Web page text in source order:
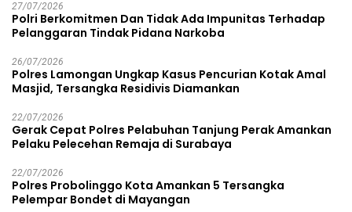
27/07/2026
Polri Berkomitmen Dan Tidak Ada Impunitas Terhadap
Pelanggaran Tindak Pidana Narkoba
26/07/2026
Polres Lamongan Ungkap Kasus Pencurian Kotak Amal
Masjid, Tersangka Residivis Diamankan
22/07/2026
Gerak Cepat Polres Pelabuhan Tanjung Perak Amankan
Pelaku Pelecehan Remaja di Surabaya
22/07/2026
Polres Probolinggo Kota Amankan 5 Tersangka
Pelempar Bondet di Mayangan